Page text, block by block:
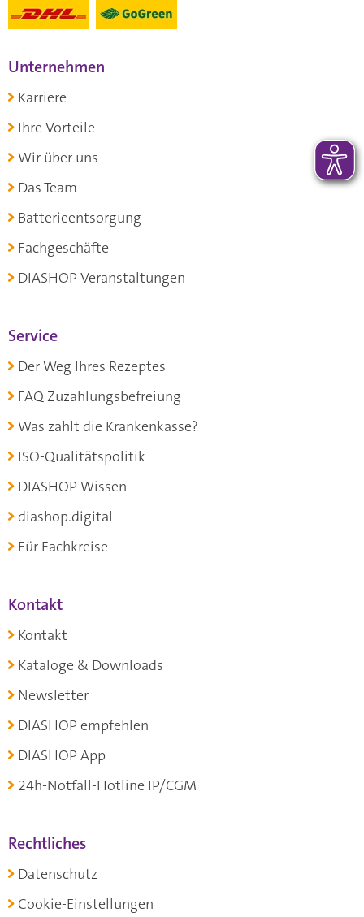
Unternehmen
Karriere
Ihre Vorteile
Wir über uns
Das Team
Batterieentsorgung
Fachgeschäfte
DIASHOP Veranstaltungen
Service
Der Weg Ihres Rezeptes
FAQ Zuzahlungsbefreiung
Was zahlt die Krankenkasse?
ISO-Qualitätspolitik
DIASHOP Wissen
diashop.digital
Für Fachkreise
Kontakt
Kontakt
Kataloge & Downloads
Newsletter
DIASHOP empfehlen
DIASHOP App
24h-Notfall-Hotline IP/CGM
Rechtliches
Datenschutz
Cookie-Einstellungen